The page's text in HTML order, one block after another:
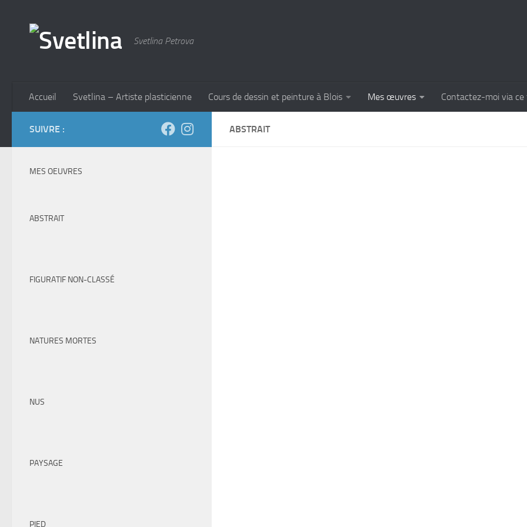
Svetlina Petrova
Accueil Svetlina – Artiste plasticienne Cours de dessin et peinture à Blois Mes œuvres Contactez-moi via ce
ABSTRAIT
SUIVRE :
MES OEUVRES
ABSTRAIT
FIGURATIF NON-CLASSÉ
NATURES MORTES
NUS
PAYSAGE
PIED